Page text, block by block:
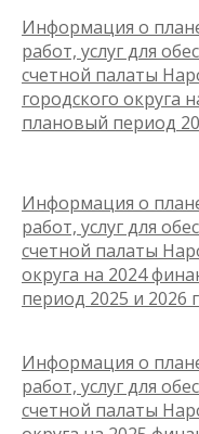
Информация о
работ, услуг для
счетной палаты
городского округа
плановый период
Информация о
работ, услуг для
счетной палаты
округа на 2024
период 2025 и 2026
Информация о
работ, услуг для
счетной палаты